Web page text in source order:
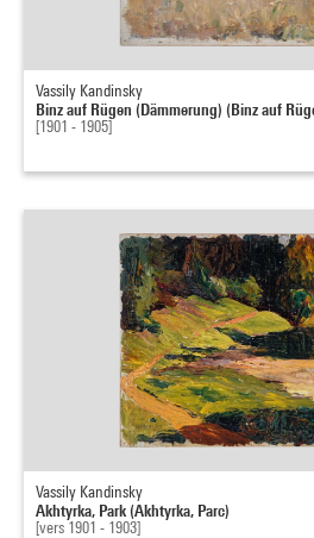
Vassily Kandinsky
Binz auf Rügen (Dämmerung) (Binz auf
[1901 - 1905]
Vassily Kandinsky
Akhtyrka, Park (Akhtyrka, Parc)
[vers 1901 - 1903]